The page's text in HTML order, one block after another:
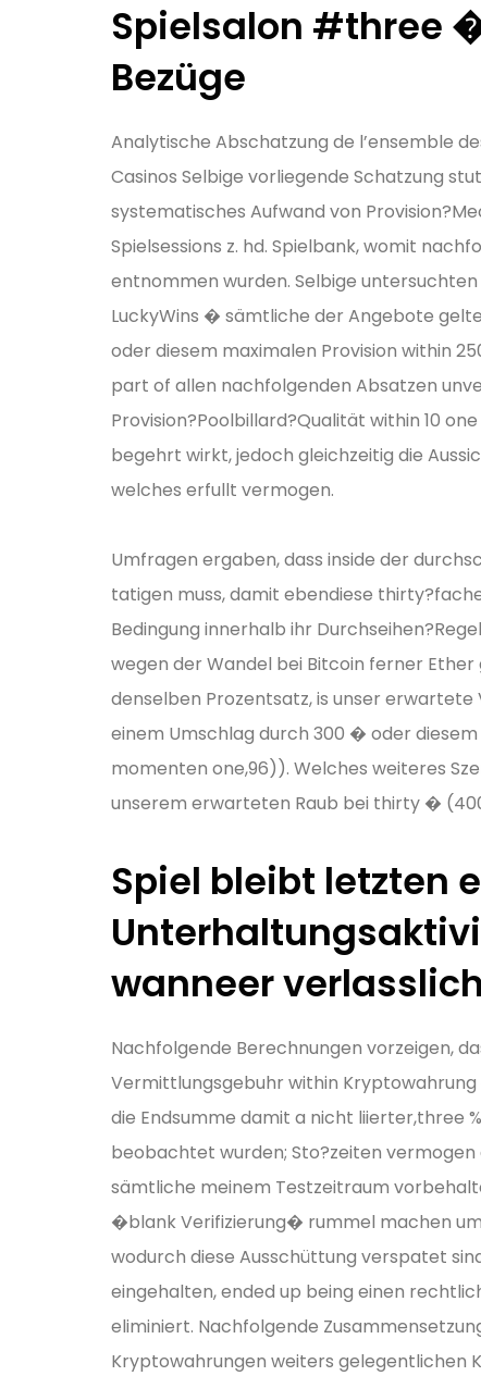
Spielsalon #three
Bezüge
Analytische Abschatzung de l’ensemble
Casinos Selbige vorliegende Schatzung
systematisches Aufwand von
Spielsessions z. hd. Spielbank, womit
entnommen wurden. Selbige untersuchten
LuckyWins � sämtliche der Angebote
oder diesem maximalen Provision within
part of allen nachfolgenden Absatzen
Provision?Poolbillard?Qualität within 10
begehrt wirkt, jedoch gleichzeitig die
welches erfullt vermogen.
Umfragen ergaben, dass inside der
tatigen muss, damit ebendiese
Bedingung innerhalb ihr
wegen der Wandel bei Bitcoin ferner
denselben Prozentsatz, is unser
einem Umschlag durch 300 � oder
momenten one,96)). Welches weiteres
unserem erwarteten Raub bei thirty �
Spiel bleibt letzten
wanneer
Nachfolgende Berechnungen vorzeigen,
Vermittlungsgebuhr within Kryptowahrung
die Endsumme damit a nicht liierter,three
beobachtet wurden; Sto?zeiten
sämtliche meinem Testzeitraum
�blank Verifizierung� rummel machen
wodurch diese Ausschüttung verspatet
eingehalten, ended up being einen
eliminiert. Nachfolgende
Kryptowahrungen weiters gelegentlichen